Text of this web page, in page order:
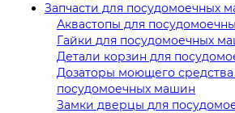
Запчасти для посудомоечных
Аквастопы для
Гайки для посудомоечных
Детали корзин для
Дозаторы моющего средства
посудомоечных машин
Замки дверцы для